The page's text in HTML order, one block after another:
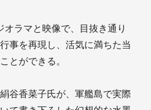
オラマと映像で、目抜き通り
事を再現し、活気に満ちた当
とができる。
谷香菜子氏が、軍艦島で実際